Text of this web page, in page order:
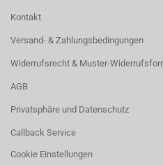
Kontakt
Versand- & Zahlungsbedingungen
Widerrufsrecht & Muster-
AGB
Privatsphäre und Datenschutz
Callback Service
Cookie Einstellungen